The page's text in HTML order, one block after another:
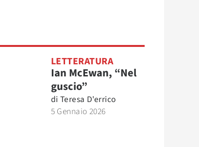
LETTERATURA
Ian McEwan, “Nel
guscio”
di Teresa D'errico
5 Gennaio 2026